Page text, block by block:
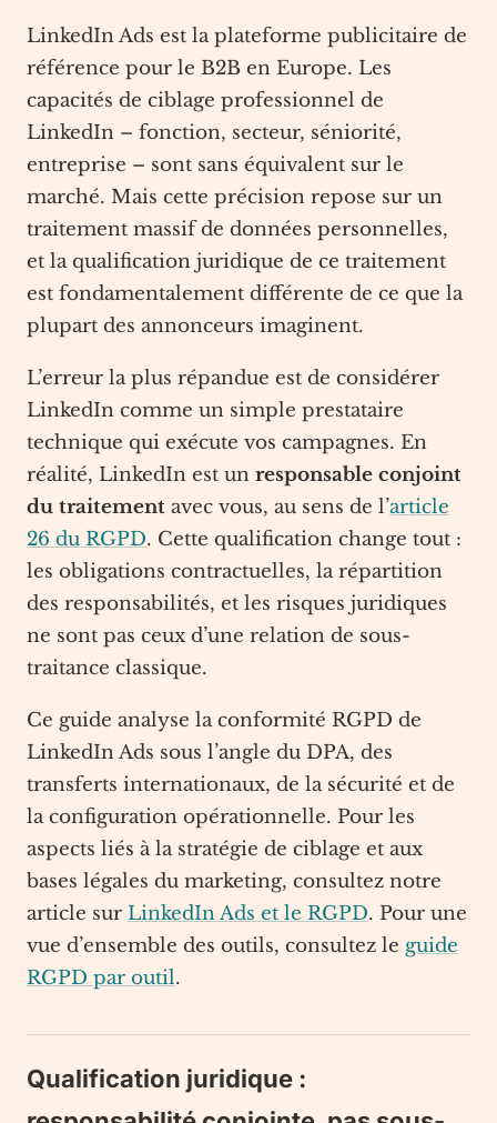
LinkedIn Ads est la plateforme publicitaire de
référence pour le B2B en Europe. Les
capacités de ciblage professionnel de
LinkedIn – fonction, secteur, séniorité,
entreprise – sont sans équivalent sur le
marché. Mais cette précision repose sur un
traitement massif de données personnelles,
et la qualification juridique de ce traitement
est fondamentalement différente de ce que la
plupart des annonceurs imaginent.
L’erreur la plus répandue est de considérer
LinkedIn comme un simple prestataire
technique qui exécute vos campagnes. En
réalité, LinkedIn est un responsable conjoint
du traitement avec vous, au sens de l’article
26 du RGPD. Cette qualification change tout :
les obligations contractuelles, la répartition
des responsabilités, et les risques juridiques
ne sont pas ceux d’une relation de sous-
traitance classique.
Ce guide analyse la conformité RGPD de
LinkedIn Ads sous l’angle du DPA, des
transferts internationaux, de la sécurité et de
la configuration opérationnelle. Pour les
aspects liés à la stratégie de ciblage et aux
bases légales du marketing, consultez notre
article sur LinkedIn Ads et le RGPD. Pour une
vue d’ensemble des outils, consultez le guide
RGPD par outil.
Qualification juridique :